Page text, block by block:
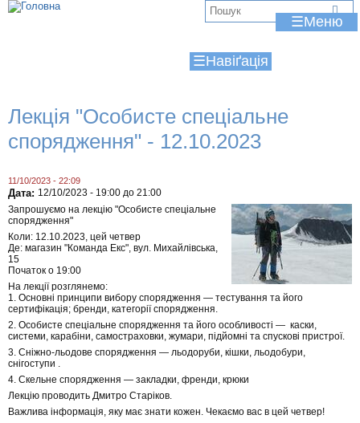
Jump to navigation
☰
☰
Лекція "Особисте спеціальне
спорядження" - 12.10.2023
11/10/2023 - 22:09
Дата: 12/10/2023 - 19:00 до 21:00
Запрошуємо на лекцію "Особисте спеціальне
спорядження"
Коли: 12.10.2023, цей четвер
Де: магазин "Команда Екс", вул. Михайлівська,
15
Початок о 19:00
На лекції розглянемо:
1. Основні принципи вибору спорядження — тестування та його
сертифікація; бренди, категорії спорядження.
2. Особисте спеціальне спорядження та його особливості — каски,
системи, карабіни, самостраховки, жумари, підйомні та спускові пристрої.
3. Сніжно-льодове спорядження — льодоруби, кішки, льодобури,
снігоступи .
4. Скельне спорядження — закладки, френди, крюки
Лекцію проводить Дмитро Старіков.
Важлива інформація, яку має знати кожен. Чекаємо вас в цей четвер!